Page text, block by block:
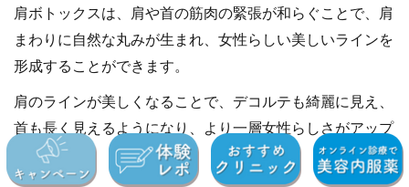
肩ボトックスは、肩や首の筋肉の緊張が和らぐことで、肩
まわりに自然な丸みが生まれ、女性らしい美しいラインを
形成することができます。
肩のラインが美しくなることで、デコルテも綺麗に見え、
首も長く見えるようになり、より一層女性らしさがアップ
します。